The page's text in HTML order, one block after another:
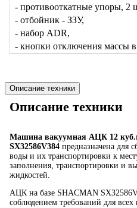
- противооткатные упоры, 2
- отбойник - ЗЗУ,
- набор ADR,
- кнопки отключения массы
Описание техники
Описание техники
Машина вакуумная АЦК 12
SX32586V384 предназначена для
воды и их транспортировки к
заполнения, транспортировки и
жидкостей.
АЦК на базе SHACMAN
соблюдением требований для всех